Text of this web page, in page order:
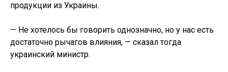
продукции из Украины.
— Не хотелось бы говорить однозначно, но у нас есть
достаточно рычагов влияния, — сказал тогда
украинский министр.